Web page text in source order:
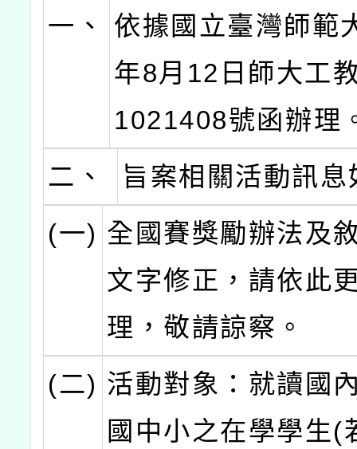
一、
依據國立臺灣師範
年8月12日師大工
1021408號函辦理
二、
旨案相關活動訊息
(一) 全國賽獎勵辦法及
文字修正，請依此
理，敬請諒察。
(二) 活動對象：就讀國
國中小之在學學生(